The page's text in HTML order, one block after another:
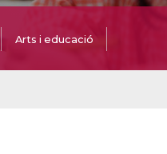
Arts i educació